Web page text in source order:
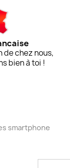
de chez nous,
bien à toi !
smartphone